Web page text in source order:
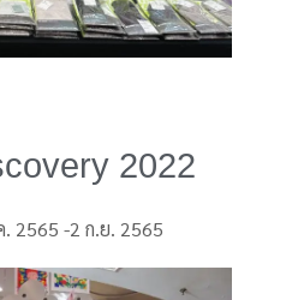
2022
2565 -2 ก.ย. 2565